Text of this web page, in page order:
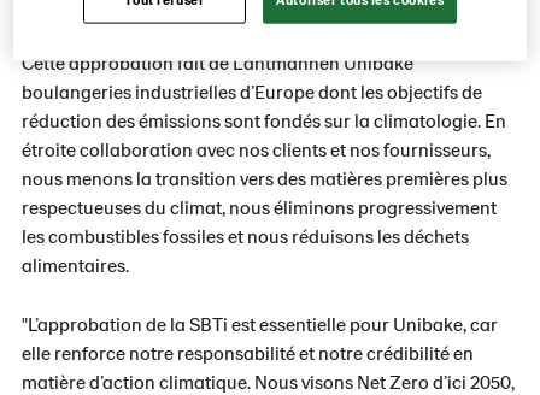
Cette approbation fait de Lantmännen Unibake
boulangeries industrielles d’Europe dont les objectifs de
réduction des émissions sont fondés sur la climatologie. En
étroite collaboration avec nos clients et nos fournisseurs,
nous menons la transition vers des matières premières plus
respectueuses du climat, nous éliminons progressivement
les combustibles fossiles et nous réduisons les déchets
alimentaires.
"L’approbation de la SBTi est essentielle pour Unibake, car
elle renforce notre responsabilité et notre crédibilité en
matière d’action climatique. Nous visons Net Zero d’ici 2050,